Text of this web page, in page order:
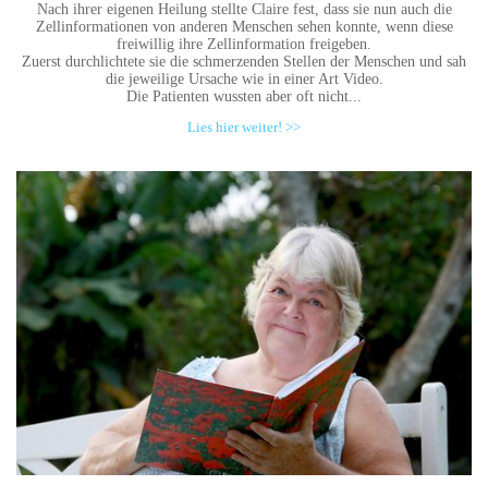
Nach ihrer eigenen Heilung stellte Claire fest, dass sie nun auch die
Zellinformationen von anderen Menschen sehen konnte, wenn diese
freiwillig ihre Zellinformation freigeben.
Zuerst durchlichtete sie die schmerzenden Stellen der Menschen und sah
die jeweilige Ursache wie in einer Art Video.
Die Patienten wussten aber oft nicht...
Lies hier weiter! >>